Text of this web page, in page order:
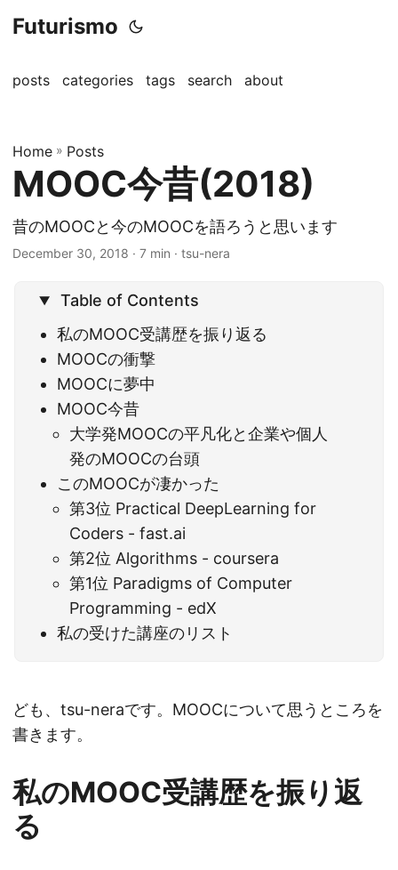
Futurismo
posts categories tags search about
Home » Posts
MOOC今昔(2018)
昔のMOOCと今のMOOCを語ろうと思います
December 30, 2018 · 7 min · tsu-nera
Table of Contents
私のMOOC受講歴を振り返る
MOOCの衝撃
MOOCに夢中
MOOC今昔
大学発MOOCの平凡化と企業や個人
発のMOOCの台頭
このMOOCが凄かった
第3位 Practical DeepLearning for
Coders - fast.ai
第2位 Algorithms - coursera
第1位 Paradigms of Computer
Programming - edX
私の受けた講座のリスト
ども、tsu-neraです。MOOCについて思うところを
書きます。
私のMOOC受講歴を振り返
る